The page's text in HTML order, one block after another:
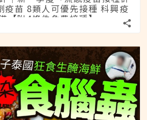
疫苗 8類人可優先接種 科興疫
【附4條件免費接種】